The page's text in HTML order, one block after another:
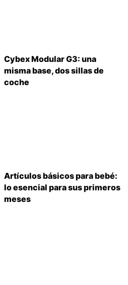
Cybex Modular G3: una
misma base, dos sillas de
coche
Artículos básicos para bebé:
lo esencial para sus primeros
meses